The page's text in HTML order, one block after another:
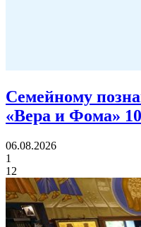
Семейному
«Вера и Фома»
06.08.2026
1
12